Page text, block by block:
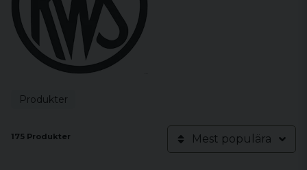
Produkter
175 Produkter Mest populära